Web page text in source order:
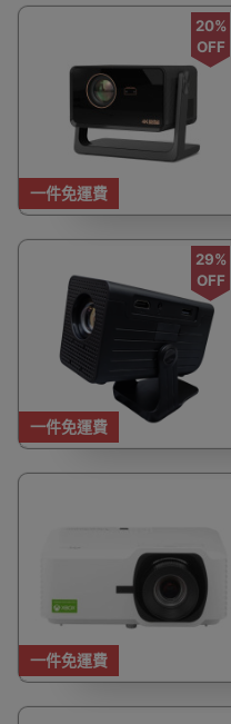
一件免運費
20%
OFF
一件免運費
29%
OFF
一件免運費